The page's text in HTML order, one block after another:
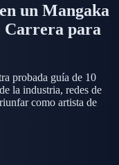
un Mangaka
Carrera para
probada guía de 10
la industria, redes de
como artista de